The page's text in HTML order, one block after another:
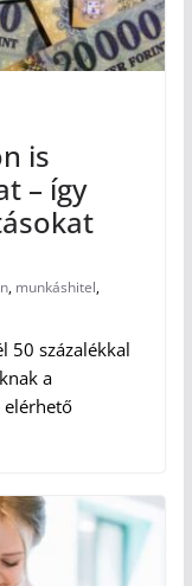
is
– így
, munkáshitel,
50 százalékkal
a
elérhető